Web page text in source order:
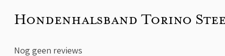
Hondenhalsband Torino
Nog geen reviews